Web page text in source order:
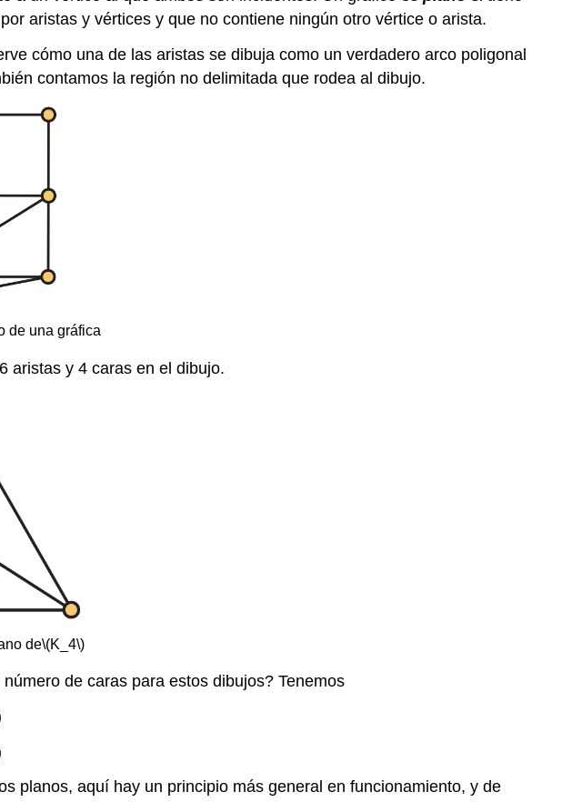
aristas y vértices y que no contiene ningún otro vértice o arista.
cómo una de las aristas se dibuja como un verdadero arco poligonal
contamos la región no delimitada que rodea al dibujo.
de una gráfica
aristas y 4 caras en el dibujo.
de\(K_4\)
de caras para estos dibujos? Tenemos
planos, aquí hay un principio más general en funcionamiento, y de